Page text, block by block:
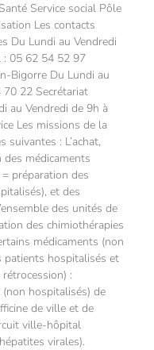
Service social Pôle
Les contacts
Du Lundi au Vendredi
: 05 62 54 52 97
Bigorre Du Lundi au
22 Secrétariat
au Vendredi de 9h à
Les missions de la
suivantes : L’achat,
médicaments
préparation des
et des
des unités de
des chimiothérapies
médicaments (non
patients hospitalisés et
:
hospitalisés) de
de ville et de
ville-hôpital
virales).